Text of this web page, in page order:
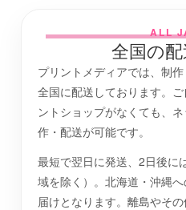
仙台市宮城野区
岩沼市
本吉郡南三陸町
ALL
全国の
プリントメディアでは、制
全国に配送しております。
ントショップがなくても、
作・配送が可能です。
最短で翌日に発送、2日後に
域を除く）。北海道・沖縄
届けとなります。離島やそ